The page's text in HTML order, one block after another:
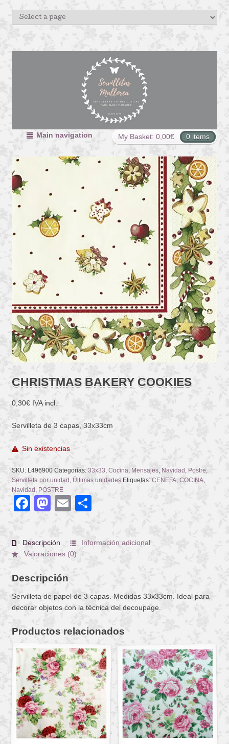
My Basket: 0,00€ 0 items
Main navigation
CHRISTMAS BAKERY COOKIES
0,30€ IVA incl.
Servilleta de 3 capas, 33x33cm
Sin existencias
SKU: L496900 Categorías: 33x33 Cocina Mensajes, Navidad Postre
Servilleta por unidad Últimas unidades Etiquetas: CENEFA, COCINA,
Navidad POSTRE
Facebook
Mastodon
Email
Descripción
Información adicional
Valoraciones (0)
Descripción
Servilleta de papel de 3 capas. Medidas 33x33cm. Ideal para
decorar objetos con la técnica del decoupage.
Productos relacionados